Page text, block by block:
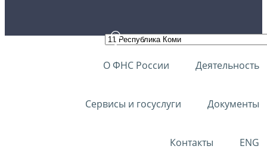
О ФНС России Деятельность
Сервисы и госуслуги Документы
Контакты ENG